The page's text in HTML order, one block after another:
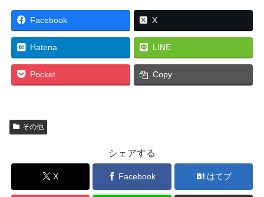
Facebook X
Hatena LINE
Pocket Copy
その他
シェアする
X Facebook はてブ